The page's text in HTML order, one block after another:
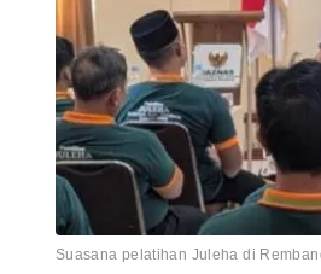
Suasana pelatihan Juleha di